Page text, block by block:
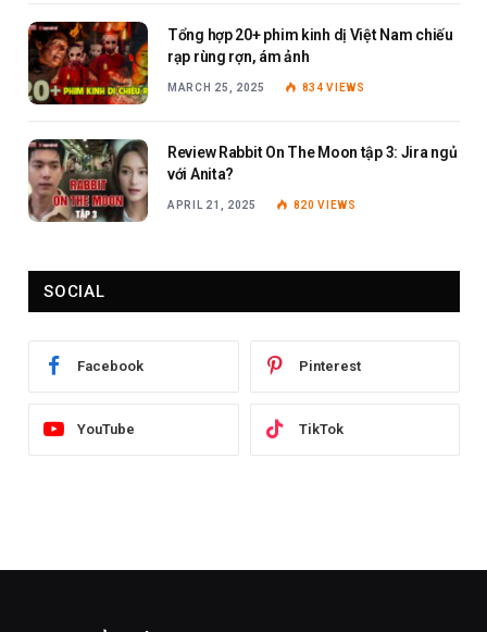
Tổng hợp 20+ phim kinh dị Việt Nam chiếu
rạp rùng rợn, ám ảnh
MARCH 25, 2025 834VIEWS
Review Rabbit On The Moon tập 3: Jira ngủ
với Anita?
APRIL 21, 2025 820VIEWS
SOCIAL
Facebook Pinterest
YouTube TikTok